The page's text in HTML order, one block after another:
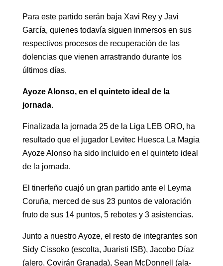
Para este partido serán baja Xavi Rey y Javi
García, quienes todavía siguen inmersos en sus
respectivos procesos de recuperación de las
dolencias que vienen arrastrando durante los
últimos días.
Ayoze Alonso, en el quinteto ideal de la
jornada.
Finalizada la jornada 25 de la Liga LEB ORO, ha
resultado que el jugador Levitec Huesca La Magia
Ayoze Alonso ha sido incluido en el quinteto ideal
de la jornada.
El tinerfeño cuajó un gran partido ante el Leyma
Coruña, merced de sus 23 puntos de valoración
fruto de sus 14 puntos, 5 rebotes y 3 asistencias.
Junto a nuestro Ayoze, el resto de integrantes son
Sidy Cissoko (escolta, Juaristi ISB), Jacobo Díaz
(alero, Covirán Granada), Sean McDonnell (ala-